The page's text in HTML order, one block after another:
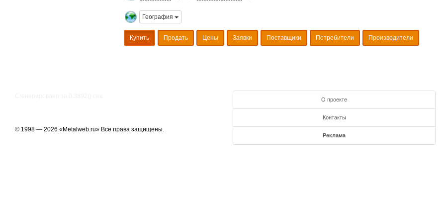
География
Купить Продать Цены Заявки Поставщики Потребители Производители
© 1998 — 2026 «Metalweb.ru» Все права защищены.
О проекте
Контакты
Реклама